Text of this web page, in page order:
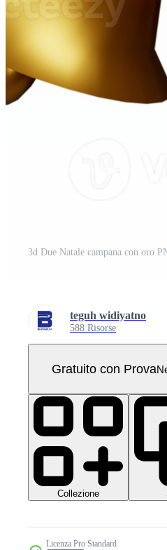
3d Due Natale campana con oro
teguh widiyatno
588 Risorse
Gratuito con Prova
Collezione
Licenza Pro Standard